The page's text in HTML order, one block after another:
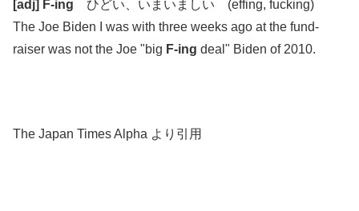
[adj] F-ing ひどい、いまいましい (effing, fucking)
The Joe Biden I was with three weeks ago at the fund-
raiser was not the Joe "big F-ing deal" Biden of 2010.
The Japan Times Alpha より引用